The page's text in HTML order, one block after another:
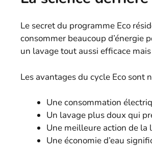
Le secret du programme Eco
consommer beaucoup d’énergie
un lavage tout aussi efficace
Les avantages du cycle Eco sont
Une consommation
Un lavage plus doux qui
Une meilleure action de
Une économie d’eau